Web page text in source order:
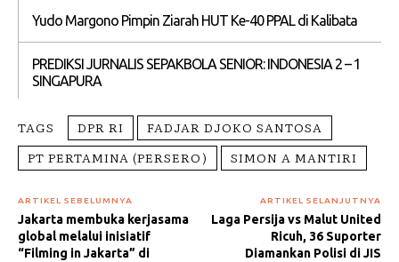
Yudo Margono Pimpin Ziarah HUT Ke-40 PPAL di Kalibata
PREDIKSI JURNALIS SEPAKBOLA SENIOR: INDONESIA 2 – 1
SINGAPURA
TAGS DPR RI
FADJAR DJOKO SANTOSA
PT PERTAMINA (PERSERO)
SIMON A MANTIRI
ARTIKEL SEBELUMNYA
Jakarta membuka kerjasama
global melalui inisiatif
“Filming in Jakarta” di
ARTIKEL SELANJUTNYA
Laga Persija vs Malut United
Ricuh, 36 Suporter
Diamankan Polisi di JIS